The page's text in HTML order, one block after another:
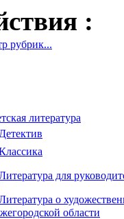
:
рубрик...
литература
для
о
области